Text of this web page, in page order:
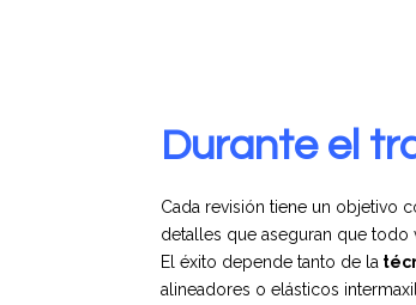
Durante el
Cada revisión tiene un objetivo
detalles que aseguran que todo
El éxito depende tanto de la
alineadores o elásticos